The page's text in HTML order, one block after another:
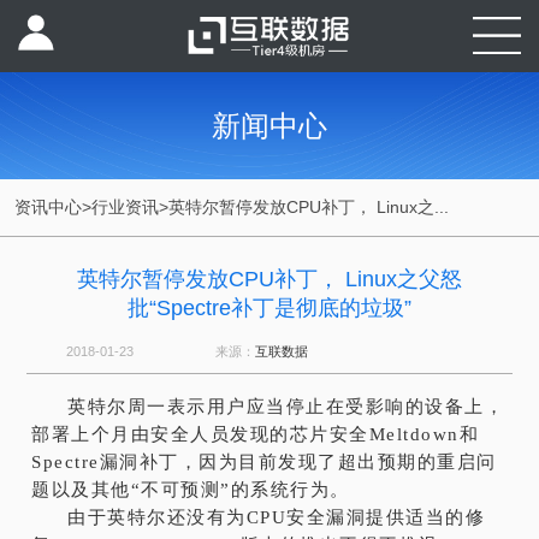
新闻中心
资讯中心>行业资讯>英特尔暂停发放CPU补丁， Linux之...
英特尔暂停发放CPU补丁， Linux之父怒
批“Spectre补丁是彻底的垃圾”
2018-01-23 来源： 互联数据
英特尔周一表示用户应当停止在受影响的设备上，
部署上个月由安全人员发现的芯片安全Meltdown和
Spectre漏洞补丁，因为目前发现了超出预期的重启问
题以及其他“不可预测”的系统行为。
由于英特尔还没有为CPU安全漏洞提供适当的修